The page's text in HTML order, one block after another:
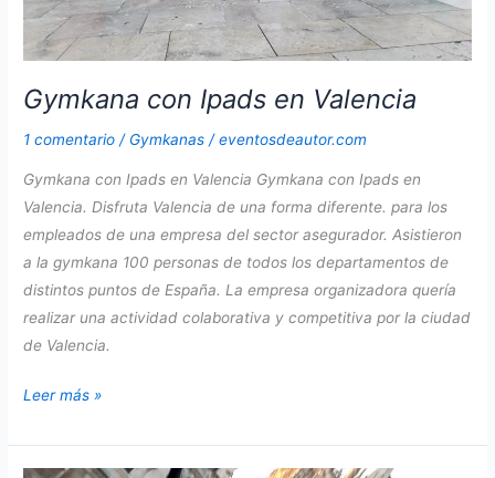
Gymkana con Ipads en Valencia
1 comentario / Gymkanas /eventosdeautor.com
Gymkana con Ipads en Valencia Gymkana con Ipads en
Valencia. Disfruta Valencia de una forma diferente. para los
empleados de una empresa del sector asegurador. Asistieron
a la gymkana 100 personas de todos los departamentos de
distintos puntos de España. La empresa organizadora quería
realizar una actividad colaborativa y competitiva por la ciudad
de Valencia.
Gymkana
Ipads
Leer más »